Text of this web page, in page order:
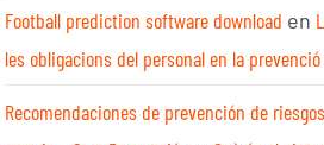
Football prediction software download en
les obligacions del personal en la
Recomendaciones de prevención de